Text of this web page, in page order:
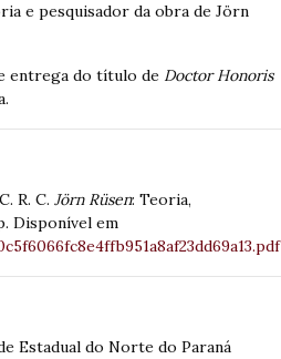
e pesquisador da obra de Jörn
entrega do título de Doctor Honoris
R. C. Jörn Rüsen: Teoria,
Disponível em
Estadual do Norte do Paraná